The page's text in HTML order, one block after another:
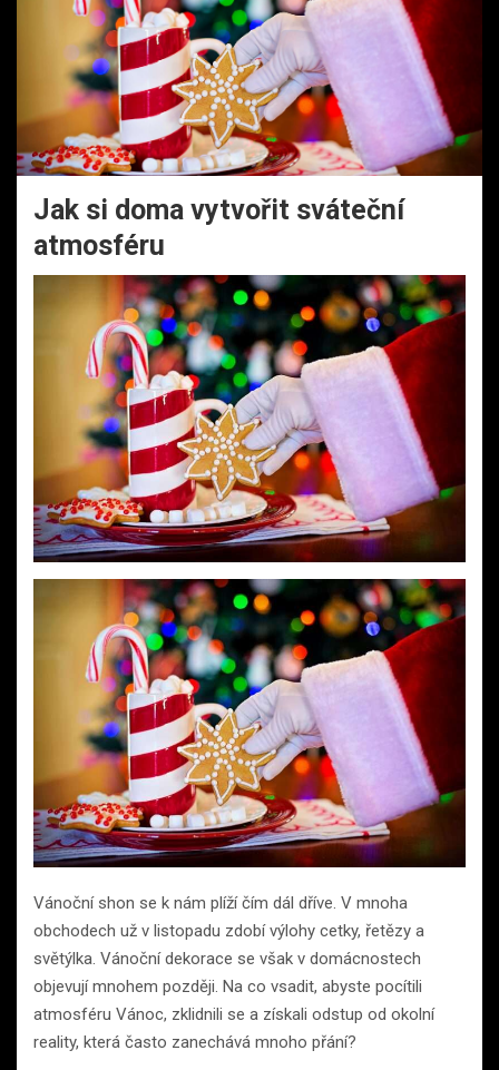
Jak si doma vytvořit sváteční
atmosféru
Vánoční shon se k nám plíží čím dál dříve. V mnoha
obchodech už v listopadu zdobí výlohy cetky, řetězy a
světýlka. Vánoční dekorace se však v domácnostech
objevují mnohem později. Na co vsadit, abyste pocítili
atmosféru Vánoc, zklidnili se a získali odstup od okolní
reality, která často zanechává mnoho přání?